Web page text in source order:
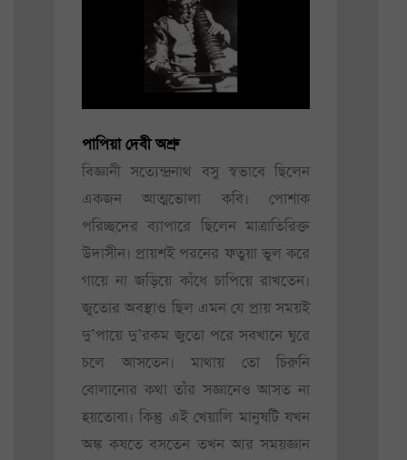
পাপিয়া দেবী অশ্রু
বিজ্ঞানী সত্যেন্দ্রনাথ বসু স্বভাবে ছিলেন
একজন আত্মভোলা কবি। পোশাক
পরিচ্ছদের ব্যাপারে ছিলেন মাত্রাতিরিক্ত
উদাসীন। প্রায়শই পরনের ফতুয়া ভুল করে
গায়ে না জড়িয়ে কাঁধে চাপিয়ে রাখতেন।
জুতোর অবস্থাও ছিল এমন যে প্রায় সময়ই
দু’পায়ে দু’রকম জুতো পরে সবখানে ঘুরে
চলে আসতেন। মাথায় তো চিরুনি
বোলানোর কথা তাঁর সজ্ঞানেও আসত না
হয়তোবা। কিন্তু এই খেয়ালি মানুষটি যখন
অঙ্ক কষতে বসতেন তখন আর সময়জ্ঞান